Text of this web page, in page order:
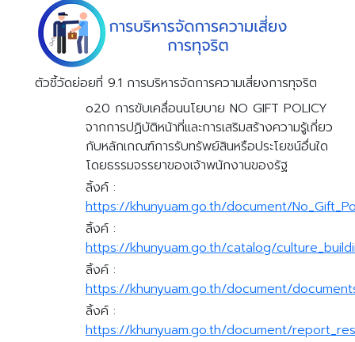
ตัวชี้วัดย่อยที่ 9.1 การบริหารจัดการความเสี่ยงการทุจริต
o20 การขับเคลื่อนนโยบาย NO GIFT POLICY
จากการปฏิบัติหน้าที่และการเสริมสร้างความรู้เกี่ยว
กับหลักเกณฑ์การรับทรัพย์สินหรือประโยชน์อื่นใด
โดยธรรมจรรยาของเจ้าพนักงานของรัฐ
ลิ้งค์ :
https://khunyuam.go.th/document/
ลิ้งค์ :
https://khunyuam.go.th/catalog/
ลิ้งค์ :
https://khunyuam.go.th/document/
ลิ้งค์ :
https://khunyuam.go.th/document/